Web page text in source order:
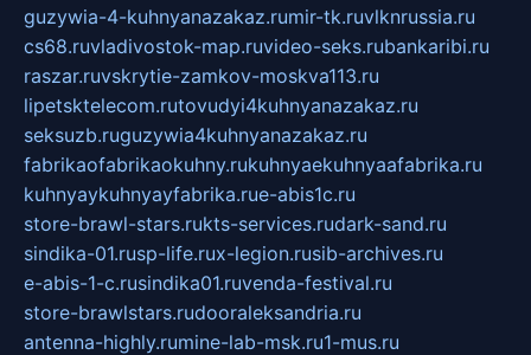
guzywia-4-kuhnyanazakaz.rumir-tk.ruvlknrussia.ru
cs68.ruvladivostok-map.ruvideo-seks.rubankaribi.ru
raszar.ruvskrytie-zamkov-moskva113.ru
lipetsktelecom.rutovudyi4kuhnyanazakaz.ru
seksuzb.ruguzywia4kuhnyanazakaz.ru
fabrikaofabrikaokuhny.rukuhnyaekuhnyaafabrika.ru
kuhnyaykuhnyayfabrika.rue-abis1c.ru
store-brawl-stars.rukts-services.rudark-sand.ru
sindika-01.rusp-life.rux-legion.rusib-archives.ru
e-abis-1-c.rusindika01.ruvenda-festival.ru
store-brawlstars.rudooraleksandria.ru
antenna-highly.rumine-lab-msk.ru1-mus.ru